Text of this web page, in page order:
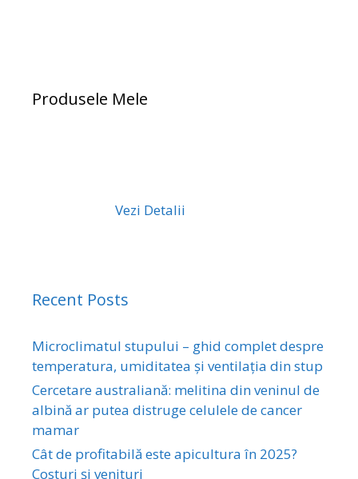
Produsele Mele
Vezi Detalii
Recent Posts
Microclimatul stupului – ghid complet despre
temperatura, umiditatea și ventilația din stup
Cercetare australiană: melitina din veninul de
albină ar putea distruge celulele de cancer
mamar
Cât de profitabilă este apicultura în 2025?
Costuri și venituri